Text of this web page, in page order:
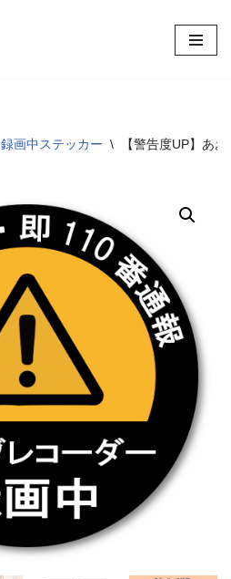
録画中ステッカー \ 【警告度UP】あ